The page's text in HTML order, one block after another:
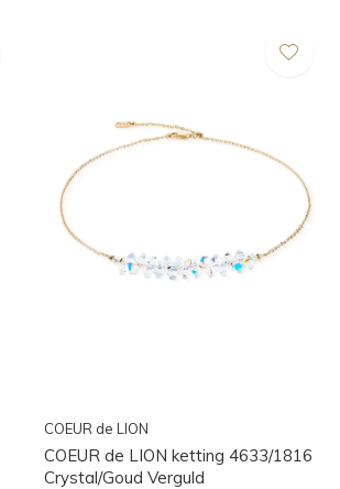
COEUR de LION
COEUR de LION ketting 4633/1816
Crystal/Goud Verguld